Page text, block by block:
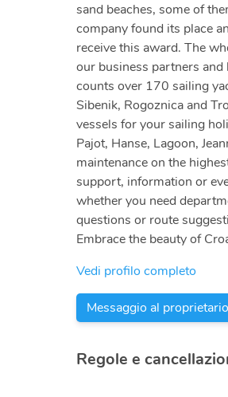
sand beaches, some of
company found its place
receive this award. The
our business partners
counts over 170 sailing
Sibenik, Rogoznica and
vessels for your sailing
Pajot, Hanse, Lagoon,
maintenance on the
support, information or
whether you need
questions or route
Embrace the beauty of
Vedi profilo completo
Messaggio al proprietario
Regole e